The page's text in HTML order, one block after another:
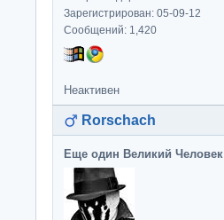
Зарегистрирован: 05-09-12
Сообщений: 1,420
Неактивен
Rorschach
Еще один Великий Человек